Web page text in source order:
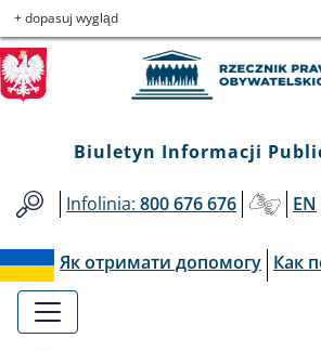
Przejdź
do
menu
głównego
Przejdź
do
treści
Przejdź
to
informacji
o
Przejdź
do
mapy
serwisu
Biuletyn
Informacji
Publicznej
RPO
+ dopasuj wygląd
Biuletyn Informacji
Infolinia: 800 676 676 EN
Як отримати допомогу Как